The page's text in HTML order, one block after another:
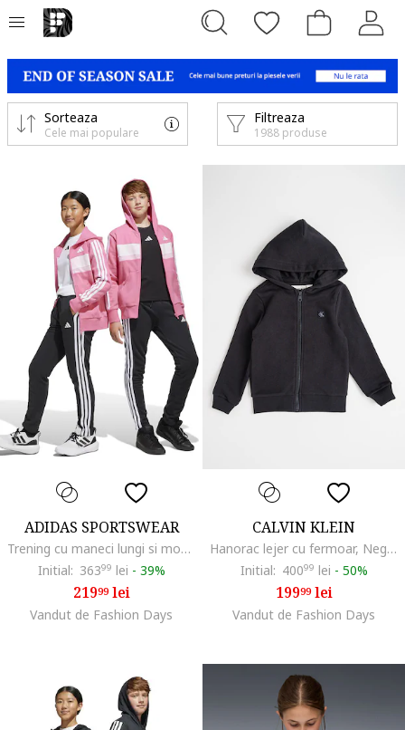
Filtreaza
1988 produse
Sorteaza
Cele mai populare
ADIDAS SPORTSWEAR
Trening cu maneci lungi si model logo, Alb/Roz
Initial: 36399 lei - 39%
21999lei
Vandut de Fashion Days
CALVIN KLEIN
Hanorac lejer cu fermoar, Negru
Initial: 40099 lei - 50%
19999lei
Vandut de Fashion Days